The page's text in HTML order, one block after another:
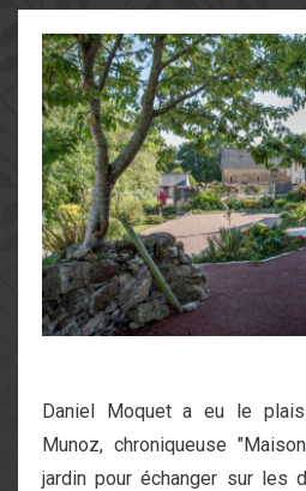
Daniel Moquet a eu le
Munoz, chroniqueuse
jardin pour échanger sur les